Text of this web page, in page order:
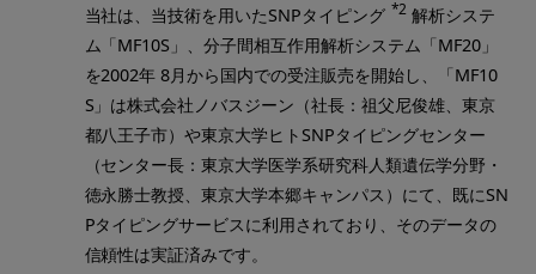
当社は、当技術を用いたSNPタイピング *2 解析システ
ム「MF10S」、分子間相互作用解析システム「MF20」
を2002年 8月から国内での受注販売を開始し、「MF10
S」は株式会社ノバスジーン（社長：祖父尼俊雄、東京
都八王子市）や東京大学ヒトSNPタイピングセンター
（センター長：東京大学医学系研究科人類遺伝学分野・
徳永勝士教授、東京大学本郷キャンパス）にて、既にSN
Pタイピングサービスに利用されており、そのデータの
信頼性は実証済みです。